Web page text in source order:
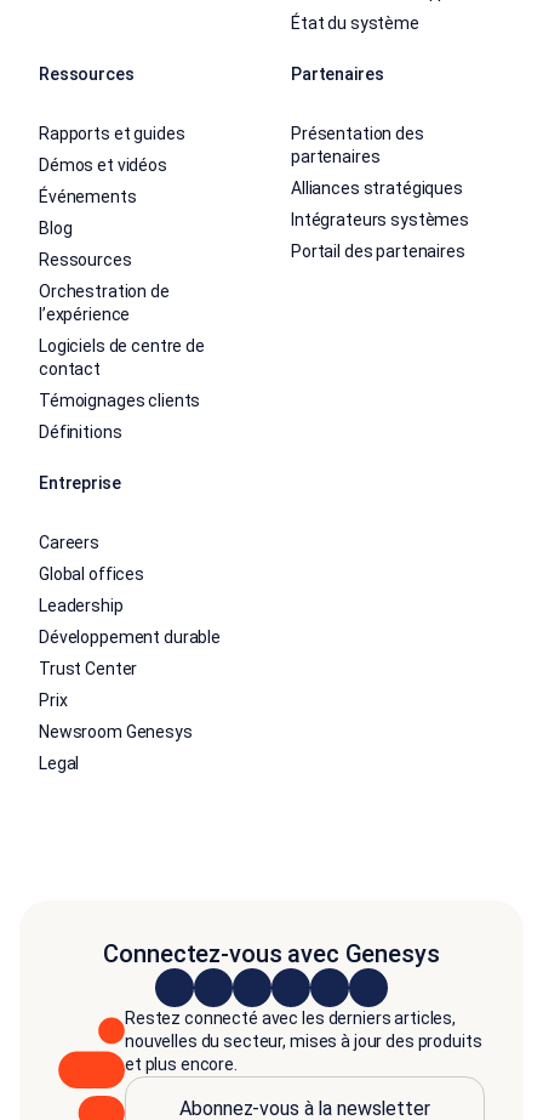
État du système
Ressources
Rapports et guides
Démos et vidéos
Événements
Blog
Ressources
Orchestration de
l’expérience
Logiciels de centre de
contact
Témoignages clients
Définitions
Partenaires
Présentation des
partenaires
Alliances stratégiques
Intégrateurs systèmes
Portail des partenaires
Entreprise
Careers
Global offices
Leadership
Développement durable
Trust Center
Prix
Newsroom Genesys
Legal
Connectez-vous avec Genesys
Restez connecté avec les derniers articles,
nouvelles du secteur, mises à jour des produits
et plus encore.
Abonnez-vous à la newsletter